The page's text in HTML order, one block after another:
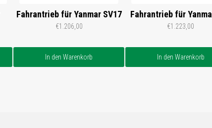
Fahrantrieb für Yanmar SV17
€1.206,00
In den Warenkorb
Fahrantrieb für
€1.223,00
In den Warenkorb